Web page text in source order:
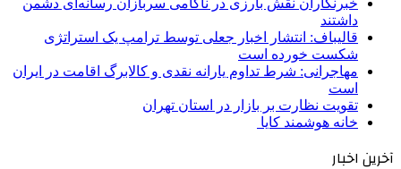
خبرنگاران نقش بارزی در ناکامی سربازان رسانه‌ای دشمن
داشتند
قالیباف: انتشار اخبار جعلی توسط ترامپ یک استراتژی
شکست خورده است
مهاجرانی: شرط تداوم یارانه نقدی و کالابرگ اقامت در ایران
است
تقویت نظارت بر بازار در استان تهران
خانه هوشمند کایا
آخرین اخبار